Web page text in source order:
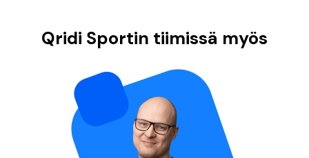
Qridi Sportin tiimissä myös